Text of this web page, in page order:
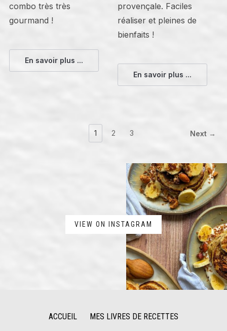
combo très très
gourmand !
En savoir plus ...
provençale. Faciles
réaliser et pleines de
bienfaits !
En savoir plus ...
1 2 3 Next →
VIEW ON INSTAGRAM
ACCUEIL MES LIVRES DE RECETTES